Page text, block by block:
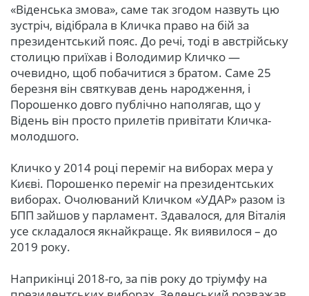
«Віденська змова», саме так згодом назвуть цю
зустріч, відібрала в Кличка право на бій за
президентський пояс. До речі, тоді в австрійську
столицю приїхав і Володимир Кличко —
очевидно, щоб побачитися з братом. Саме 25
березня він святкував день народження, і
Порошенко довго публічно наполягав, що у
Відень він просто прилетів привітати Кличка-
молодшого.
Кличко у 2014 році переміг на виборах мера у
Києві. Порошенко переміг на президентських
виборах. Очолюваний Кличком «УДАР» разом із
БПП зайшов у парламент. Здавалося, для Віталія
усе складалося якнайкраще. Як виявилося – до
2019 року.
Наприкінці 2018-го, за пів року до тріумфу на